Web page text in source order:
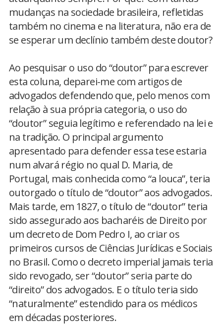
mudanças na sociedade brasileira, refletidas
também no cinema e na literatura, não era de
se esperar um declínio também deste doutor?
Ao pesquisar o uso do “doutor” para escrever
esta coluna, deparei-me com artigos de
advogados defendendo que, pelo menos com
relação à sua própria categoria, o uso do
“doutor” seguia legítimo e referendado na lei e
na tradição. O principal argumento
apresentado para defender essa tese estaria
num alvará régio no qual D. Maria, de
Portugal, mais conhecida como “a louca”, teria
outorgado o título de “doutor” aos advogados.
Mais tarde, em 1827, o título de “doutor” teria
sido assegurado aos bacharéis de Direito por
um decreto de Dom Pedro I, ao criar os
primeiros cursos de Ciências Jurídicas e Sociais
no Brasil. Como o decreto imperial jamais teria
sido revogado, ser “doutor” seria parte do
“direito” dos advogados. E o título teria sido
“naturalmente” estendido para os médicos
em décadas posteriores.